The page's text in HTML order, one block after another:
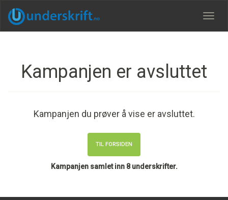
Meny
Kampanjen er avsluttet
Kampanjen du prøver å vise er avsluttet.
TIL FORSIDEN
Kampanjen samlet inn 8 underskrifter.